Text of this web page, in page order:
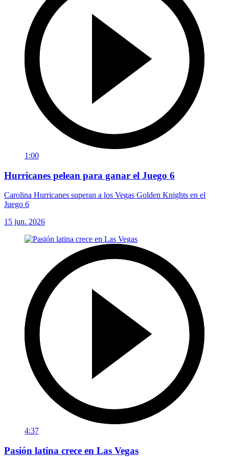
1:00
Hurricanes pelean para ganar el Juego 6
Carolina Hurricanes superan a los Vegas Golden Knights en el
Juego 6
15 jun. 2026
4:37
Pasión latina crece en Las Vegas